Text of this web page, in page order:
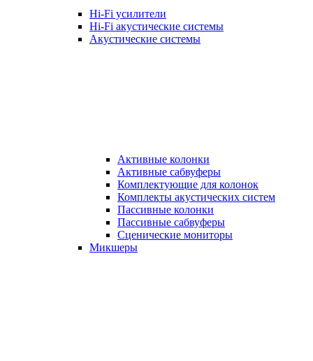
Hi-Fi усилители
Hi-Fi акустические системы
Акустические системы
Активные колонки
Активные сабвуферы
Комплектующие для колонок
Комплекты акустических систем
Пассивные колонки
Пассивные сабвуферы
Сценические мониторы
Микшеры